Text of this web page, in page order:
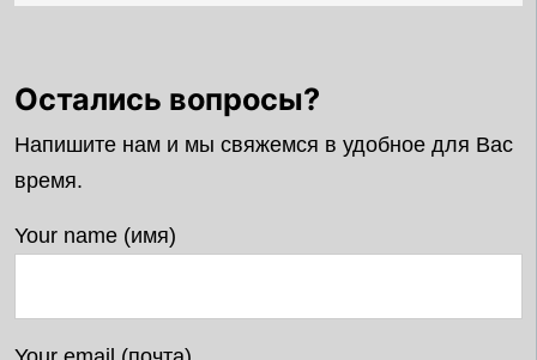
Остались вопросы?
Напишите нам и мы свяжемся в удобное для Вас
время.
Your name (имя)